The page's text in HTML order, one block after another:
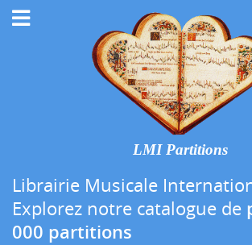
LMI Partitions
Librairie Musicale
Explorez notre catalogue de
000 partitions